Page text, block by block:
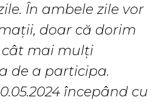
În ambele zile vor
doar că dorim
cât mai mulți
de a participa.
începând cu